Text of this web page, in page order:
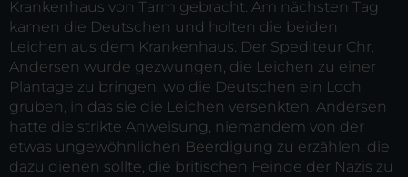
Krankenhaus von Tarm gebracht. Am nächsten Tag
kamen die Deutschen und holten die beiden
Leichen aus dem Krankenhaus. Der Spediteur Chr.
Andersen wurde gezwungen, die Leichen zu einer
Plantage zu bringen, wo die Deutschen ein Loch
gruben, in das sie die Leichen versenkten. Andersen
hatte die strikte Anweisung, niemandem von der
etwas ungewöhnlichen Beerdigung zu erzählen, die
dazu dienen sollte, die britischen Feinde der Nazis zu